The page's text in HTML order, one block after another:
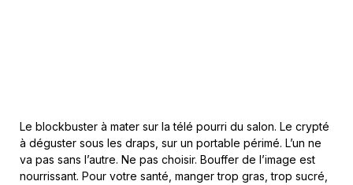
Le blockbuster à mater sur la télé pourri du salon. Le crypté
à déguster sous les draps, sur un portable périmé. L’un ne
va pas sans l’autre. Ne pas choisir. Bouffer de l’image est
nourrissant. Pour votre santé, manger trop gras, trop sucré,